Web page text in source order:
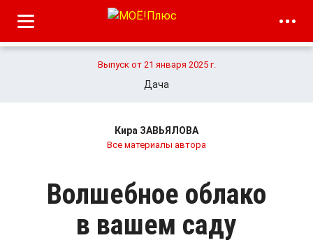
Выпуск от 21 января 2025 г.
Дача
Кира ЗАВЬЯЛОВА
Все материалы автора
Волшебное облако
в вашем саду